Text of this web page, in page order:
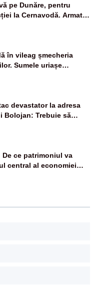
pe Dunăre, pentru
la Cernavodă. Armata
și va devia apa
în vileag șmecheria
Sumele uriașe
român
devastator la adresa
Bolojan: Trebuie să
dar nu șținem omaneii
De ce patrimoniul va
central al economiei